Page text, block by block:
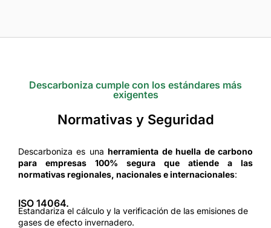
Descarboniza cumple con los estándares más
exigentes
Normativas y Seguridad
Descarboniza es unaherramienta de huella de carbono
para empresas 100% segura que atiende a las
normativas regionales, nacionales e internacionales:
ISO 14064.
Estandariza el cálculo y la verificación de las emisiones de
gases de efecto invernadero.